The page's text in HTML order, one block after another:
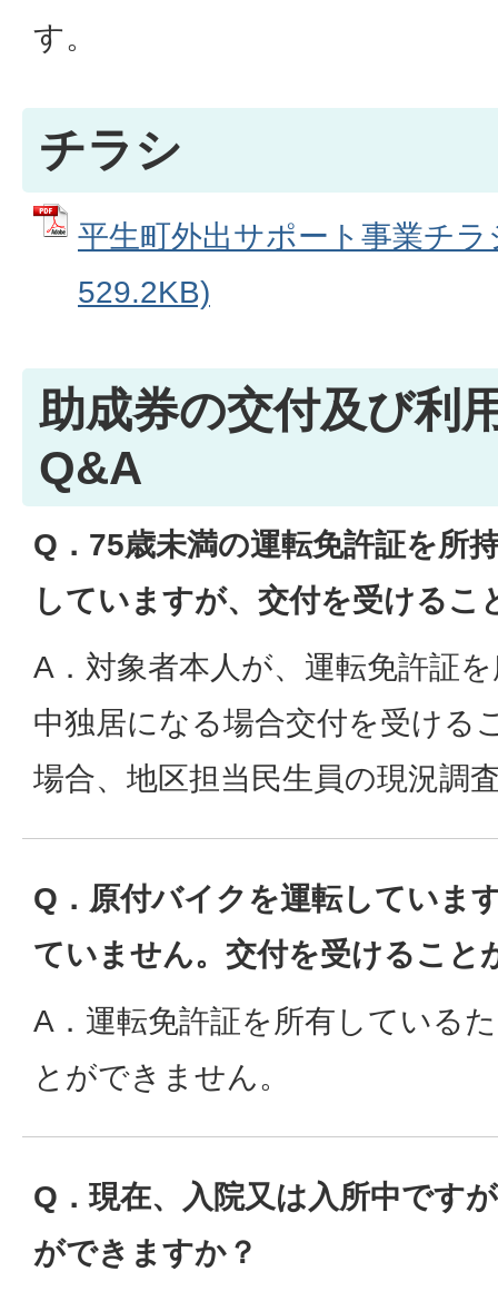
す。
チラシ
平生町外出サポート事業チ
529.2KB)
助成券の交付及び利
Q&A
Q．75歳未満の運転免許証を所
していますが、交付を受けるこ
A．対象者本人が、運転免許証
中独居になる場合交付を受ける
場合、地区担当民生員の現況調
Q．原付バイクを運転していま
ていません。交付を受けること
A．運転免許証を所有している
とができません。
Q．現在、入院又は入所中です
ができますか？